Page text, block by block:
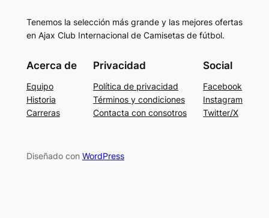
Tenemos la selección más grande y las mejores ofertas
en Ajax Club Internacional de Camisetas de fútbol.
Acerca de
Equipo
Historia
Carreras
Privacidad
Política de privacidad
Términos y condiciones
Contacta con consotros
Social
Facebook
Instagram
Twitter/X
Diseñado con WordPress